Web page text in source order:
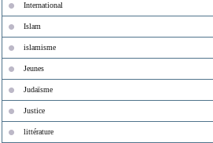
International
Islam
islamisme
Jeunes
Judaïsme
Justice
littérature